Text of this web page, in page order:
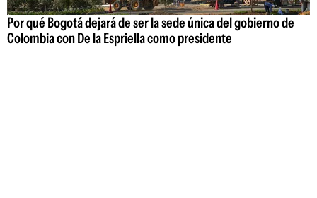
Por qué Bogotá dejará de ser la sede única del gobierno de
Colombia con De la Espriella como presidente